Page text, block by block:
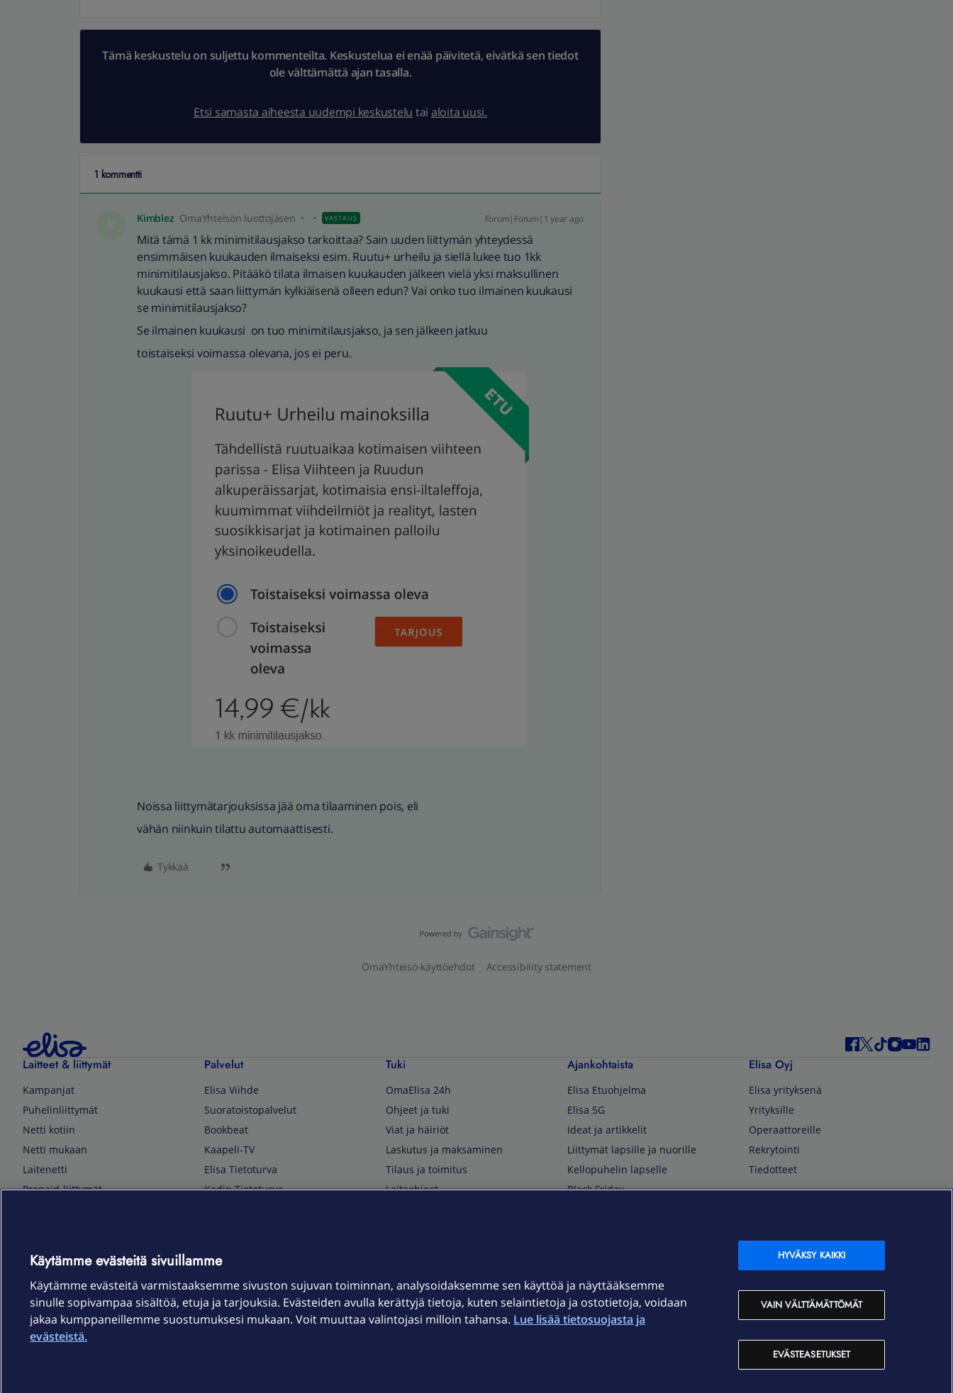
Tämä keskustelu on suljettu kommenteilta. Keskustelua ei enää päivitetä, eivätkä sen tiedot
ole välttämättä ajan tasalla.
Etsi samasta aiheesta uudempi keskustelu tai aloita uusi.
1 kommentti
Kimblez OmaYhteisön luottojäsen VASTAUS Forum|Forum|1 year ago
Mitä tämä 1 kk minimitilausjakso tarkoittaa? Sain uuden liittymän yhteydessä
ensimmäisen kuukauden ilmaiseksi esim. Ruutu+ urheilu ja siellä lukee tuo 1kk
minimitilausjakso. Pitääkö tilata ilmaisen kuukauden jälkeen vielä yksi maksullinen
kuukausi että saan liittymän kylkiäisenä olleen edun? Vai onko tuo ilmainen kuukausi
se minimitilausjakso?
Se ilmainen kuukausi on tuo minimitilausjakso, ja sen jälkeen jatkuu
toistaiseksi voimassa olevana, jos ei peru.
Noissa liittymätarjouksissa jää oma tilaaminen pois, eli
vähän niinkuin tilattu automaattisesti.
Tykkää
OmaYhteisö-käyttöehdot Accessibility statement
Laitteet & liittymät
Kampanjat
Puhelinliittymät
Netti kotiin
Netti mukaan
Laitenetti
Prepaid-liittymät
TV & audio
Kodinkoneet
Kamerat ja dronet
Kellot ja rannekkeet
Palvelut
Elisa Viihde
Suoratoistopalvelut
Bookbeat
Kaapeli-TV
Elisa Tietoturva
Kodin Tietoturva
Elisa Kotiverkko
Elisa Pilvilinna
Elisa Laiteturva
Elisa Rinnakkaisliittymät
Tuki
OmaElisa 24h
Ohjeet ja tuki
Viat ja häiriöt
Laskutus ja maksaminen
Tilaus ja toimitus
Laiteohjeet
Kuuluvuuskartta
Asiakastiedotteet
OmaElisa-sovellus
Ajankohtaista
Elisa Etuohjelma
Elisa 5G
Ideat ja artikkelit
Liittymät lapsille ja nuorille
Kellopuhelin lapselle
Black Friday
Elisa Oyj
Elisa yrityksenä
Yrityksille
Operaattoreille
Rekrytointi
Tiedotteet
OmaElisa Self Service
Moving to Finland
Elisa Corporation
Kundtjänst
OmaElisa självbetjäning
Käytämme evästeitä sivuillamme
Käytämme evästeitä varmistaaksemme sivuston sujuvan toiminnan, analysoidaksemme sen käyttöä ja näyttääksemme
sinulle sopivampaa sisältöä, etuja ja tarjouksia. Evästeiden avulla kerättyjä tietoja, kuten selaintietoja ja ostotietoja, voidaan
jakaa kumppaneillemme suostumuksesi mukaan. Voit muuttaa valintojasi milloin tahansa. Lue lisää tietosuojasta ja
evästeistä.
EVÄSTEASETUKSET
VAIN VÄLTTÄMÄTTÖMÄT
HYVÄKSY KAIKKI